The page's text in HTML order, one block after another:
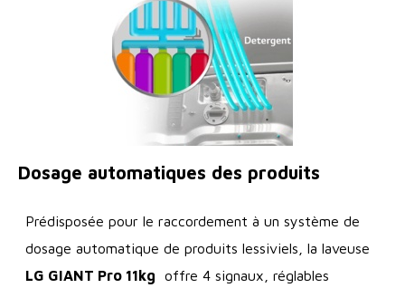
Dosage automatiques des produits
Prédisposée pour le raccordement à un système de
dosage automatique de produits lessiviels, la laveuse
LG GIANT Pro 11kg offre 4 signaux, réglables